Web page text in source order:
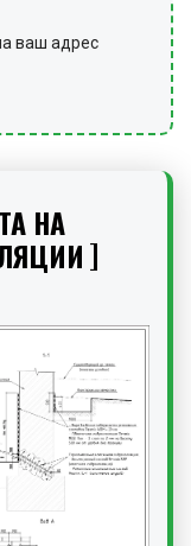
ваш адрес
НА